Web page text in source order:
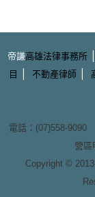
帝謙高雄法律事務所|
目
| 不動產律師 |
電話：(07)558-
營區
Copyright ©